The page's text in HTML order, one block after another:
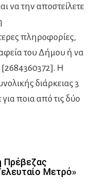
να την αποστείλετε
πληροφορίες,
του Δήμου ή να
Η
διάρκειας 3
ποια από τις δύο
Πρέβεζας
Μετρό»